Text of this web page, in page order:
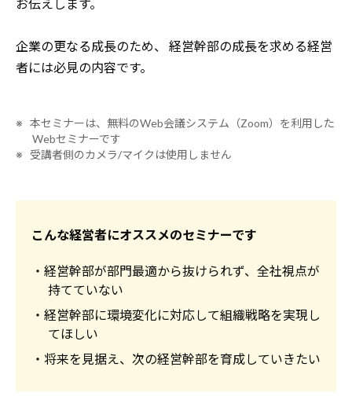
お伝えします。
企業の更なる成長のため、
経営幹部の成長を求める経営
者には必見の内容です。
※ 本セミナーは、無料のWeb会議システム（Zoom）を利用した
Webセミナーです
※ 受講者側のカメラ/マイクは使用しません
こんな経営者にオススメのセミナーです
・経営幹部が部門最適から抜けられず、全社視点が
持てていない
・経営幹部に環境変化に対応して組織戦略を実現し
てほしい
・将来を見据え、次の経営幹部を育成していきたい